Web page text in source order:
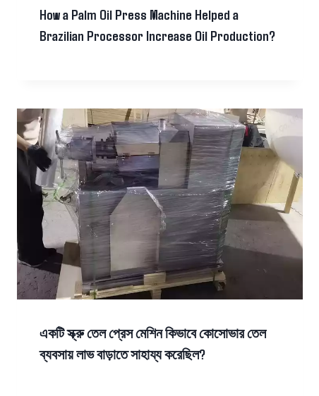
How a Palm Oil Press Machine Helped a
Brazilian Processor Increase Oil Production?
একটি স্ক্রু তেল প্রেস মেশিন কিভাবে কোসোভার তেল
ব্যবসায় লাভ বাড়াতে সাহায্য করেছিল?